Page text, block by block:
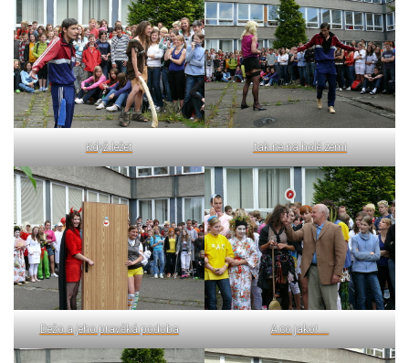
Když ležet tak ne na holé zemi
Dežo a jeho pravěká podoba A co jako! ...